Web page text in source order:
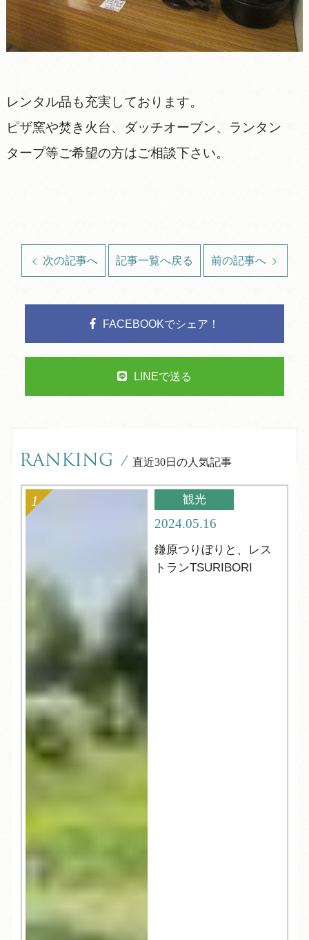
レンタル品も充実しております。
ピザ窯や焚き火台、ダッチオーブン、ランタン
タープ等ご希望の方はご相談下さい。
次の記事へ 記事一覧へ戻る 前の記事へ
FACEBOOKでシェア！
LINEで送る
RANKING / 直近30日の人気記事
観光
2024.05.16
鎌原つりぼりと、レス
トランTSURIBORI